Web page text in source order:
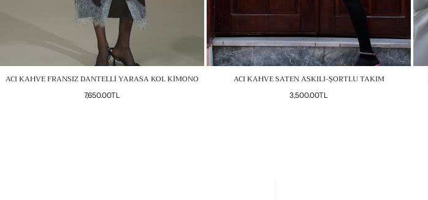
ACI KAHVE FRANSIZ DANTELLİ YARASA KOL KİMONO
Normal
7,650.00TL
ACI KAHVE SATEN ASKILI-ŞORTLU TAKIM
Normal
3,500.00TL